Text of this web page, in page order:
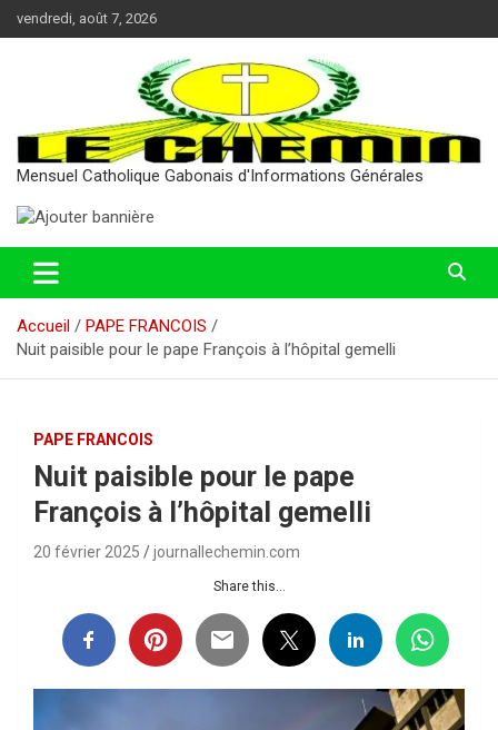
au
vendredi, août 7, 2026
Mensuel Catholique Gabonais d'Informations Générales
Accueil
PAPE FRANCOIS
Nuit paisible pour le pape François à l’hôpital gemelli
PAPE FRANCOIS
Nuit paisible pour le pape
François à l’hôpital gemelli
20 février 2025 journallechemin.com
Share this...